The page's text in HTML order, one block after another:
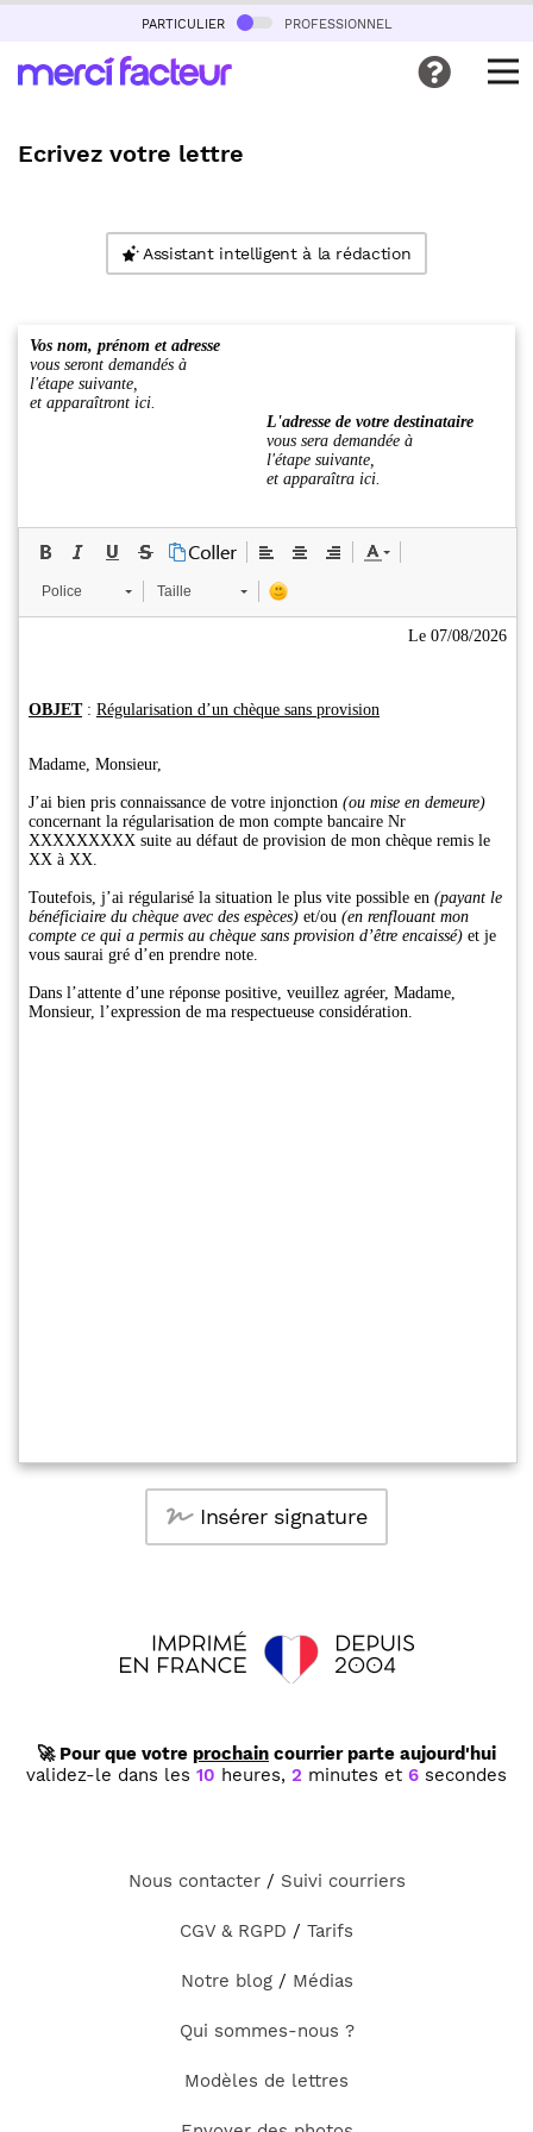
particulier professionnel
Ecrivez votre lettre
Assistant intelligent à la rédaction
Vos nom, prénom et adresse
vous seront demandés à
l'étape suivante,
et apparaîtront ici.
L'adresse de votre destinataire
vous sera demandée à
l'étape suivante,
et apparaîtra ici.
Police Taille
Insérer signature
🚀 Pour que votre prochain courrier parte aujourd'hui
validez-le dans les 10 heures, 2 minutes et 6 secondes
Nous contacter/ Suivi courriers
CGV & RGPD / Tarifs
Notre blog/ Médias
Qui sommes-nous ?
Modèles de lettres